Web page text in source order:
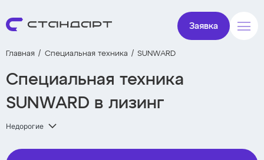
Заявка
Главная Специальная техника SUNWARD
Специальная техника
SUNWARD в лизинг
Недорогие